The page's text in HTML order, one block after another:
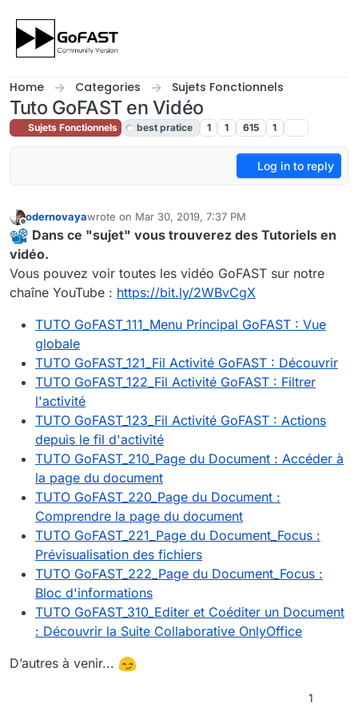
Home Categories Sujets Fonctionnels
Tuto GoFAST en Vidéo
Sujets Fonctionnels best pratice 1 1 615 1
Log in to reply
Offline
odernovayawrote on Mar 30, 2019, 7:37 PM
last edited by odernovayaMar 30, 2019, 8:38 PM
Dans ce "sujet" vous trouverez des Tutoriels en
vidéo.
Vous pouvez voir toutes les vidéo GoFAST sur notre
chaîne YouTube : https://bit.ly/2WBvCgX
TUTO GoFAST_111_Menu Principal GoFAST : Vue
globale
TUTO GoFAST_121_Fil Activité GoFAST : Découvrir
TUTO GoFAST_122_Fil Activité GoFAST : Filtrer
l'activité
TUTO GoFAST_123_Fil Activité GoFAST : Actions
depuis le fil d'activité
TUTO GoFAST_210_Page du Document : Accéder à
la page du document
TUTO GoFAST_220_Page du Document :
Comprendre la page du document
TUTO GoFAST_221_Page du Document_Focus :
Prévisualisation des fichiers
TUTO GoFAST_222_Page du Document_Focus :
Bloc d'informations
TUTO GoFAST_310_Editer et Coéditer un Document
: Découvrir la Suite Collaborative OnlyOffice
D’autres à venir...
1